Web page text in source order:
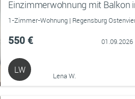
1-Zimmer-Wohnung | Regensburg
550 € 01.09.2026
LW
Lena W.